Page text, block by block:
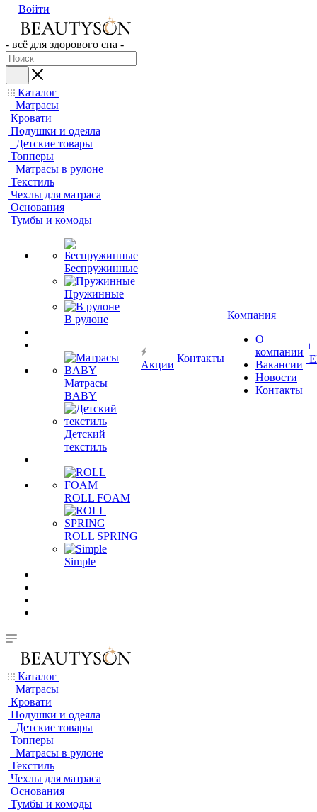
Войти
- всё для здорового сна -
Каталог
Матрасы
Кровати
Подушки и одеяла
Детские товары
Топперы
Матрасы в рулоне
Текстиль
Чехлы для матраса
Основания
Тумбы и комоды
Беспружинные
Пружинные
В рулоне
Матрасы
BABY
Детский
текстиль
ROLL FOAM
ROLL SPRING
Simple
Акции
Контакты
Компания
О
компании
Вакансии
Новости
Контакты
+
Каталог
Матрасы
Кровати
Подушки и одеяла
Детские товары
Топперы
Матрасы в рулоне
Текстиль
Чехлы для матраса
Основания
Тумбы и комоды